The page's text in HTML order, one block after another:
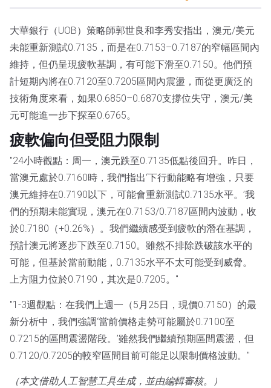
大華銀行（UOB）策略師郭世良和李秀安指出，澳元/美元
未能重新測試0.7135，而是在0.7153–0.7187的窄幅區間內
維持，但仍呈現疲軟基調，有可能下滑至0.7150。他們預
計短期內將在0.7120至0.7205區間內震盪，而從更廣泛的
技術角度來看，如果0.6850–0.6870支撐位失守，澳元/美
元可能進一步下探至0.6765。
疲軟偏向但受阻力限制
"24小時觀點：周一，澳元跌至0.7135低點後回升。昨日，
當澳元處於0.7160時，我們指出‘下行動能略有增強，只要
澳元維持在0.7190以下，可能會重新測試0.7135水平。’我
們的預期未能實現，澳元在0.7153/0.7187區間內波動，收
於0.7180（+0.26%）。我們繼續感受到疲軟的潛在基調，
預計澳元將逐步下跌至0.7150。雖然不排除跌破該水平的
可能，但基於當前動能，0.7135水平不太可能受到威脅。
上方阻力位於0.7190，其次是0.7205。"
"1-3週觀點：在我們上週一（5月25日，現價0.7150）的最
新分析中，我們強調‘當前價格走勢可能屬於0.7100至
0.7215的區間震盪階段。’雖然我們繼續預期區間震盪，但
0.7120/0.7205的較窄區間目前可能足以限制價格波動。"
（本文借助人工智慧工具生成，並由編輯審核。）